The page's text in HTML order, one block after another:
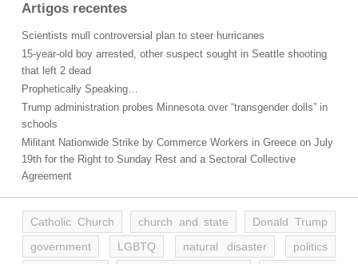
Artigos recentes
Scientists mull controversial plan to steer hurricanes
15-year-old boy arrested, other suspect sought in Seattle shooting
that left 2 dead
Prophetically Speaking…
Trump administration probes Minnesota over “transgender dolls” in
schools
Militant Nationwide Strike by Commerce Workers in Greece on July
19th for the Right to Sunday Rest and a Sectoral Collective
Agreement
Catholic Church church and state
Donald Trump
government
LGBTQ natural disaster
politics